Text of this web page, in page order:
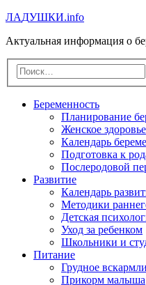
ЛАДУШКИ.info
Актуальная информация о
Беременность
Планирование
Женское здоровье
Календарь
Подготовка к
Послеродовой
Развитие
Календарь
Методики
Детская
Уход за ребенком
Школьники и
Питание
Грудное
Прикорм малыша